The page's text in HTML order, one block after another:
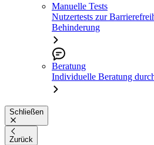
Manuelle Tests
Nutzertests zur
Behinderung
Beratung
Individuelle Beratung
Schließen
Zurück